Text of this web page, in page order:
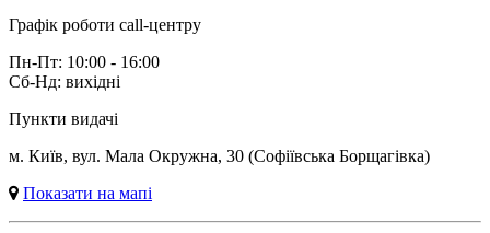
Графік роботи сall-центру
Пн-Пт: 10:00 - 16:00
Сб-Нд: вихідні
Пункти видачі
м. Київ, вул. Мала Окружна, 30 (Софіївська Борщагівка)
Показати на мапі